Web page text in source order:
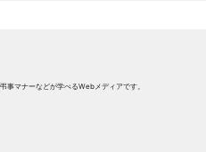
事マナーなどが学べるWebメディアです。